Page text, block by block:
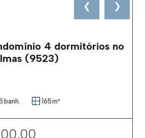
❮ ❯
4 dormitórios no
(9523)
banh. 165m²